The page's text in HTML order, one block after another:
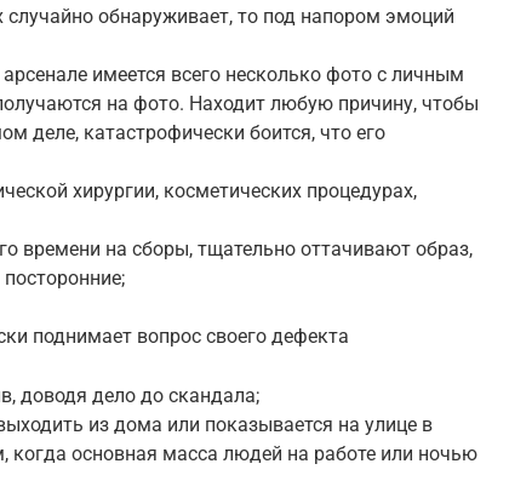
случайно обнаруживает, то под напором эмоций
имеется всего несколько фото с личным
на фото. Находит любую причину, чтобы
деле, катастрофически боится, что его
хирургии, косметических процедурах,
времени на сборы, тщательно оттачивают образ,
поднимает вопрос своего дефекта
доводя дело до скандала;
из дома или показывается на улице в
основная масса людей на работе или ночью